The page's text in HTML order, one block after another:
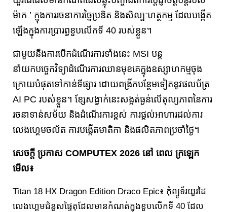
ម៉ាក ’ ក្នុងការរចនាការច្នៃប្រឌិត និងសិល្បៈហត្ថកម្ម ដែលបង្កើត
ឡើងក្នុងការប្រារព្ធខួបលើកទី 40 របស់ខ្លួន។
ជាមួយនឹងការបើកដំណើរការទាំងនេះ MSI បន្ត
នាំយកបច្ចេកវិទ្យាដំណើរការឈានមុខគេក្នុងឧស្សាហកម្មចុង
ក្រោយបំផុតទៅកាន់ទីផ្សារ ដោយពង្រីកបន្ថែមទៀតនូវផលប័ត្រ
AI PC របស់ខ្លួន។ ខ្សែសង្វាក់នេះសង្កត់ធ្ងន់លើតុល្យភាពនៃការ
រចនាទាន់សម័យ និងដំណើរការខ្ពស់ ការផ្តល់អាហារដល់ការ
លេងហ្គេមចល័ត ការបង្កើតមាតិកា និងផលិតភាពប្រចាំថ្ងៃ។
សេចក្តី ប្រកាស COMPUTEX 2026 នៅ ពេល ក្រឡេក
មើល៖
Titan 18 HX Dragon Edition Draco Epic៖ កុំព្យូទ័រយួរដៃ
លេងហ្គេមជំនួសផ្ទៃតុដែលមានកំណត់ក្នុងខួបលើកទី 40 ដែល